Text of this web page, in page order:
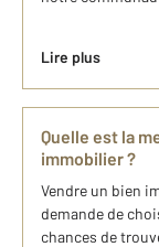
Lire plus
Quelle est la
immobilier ?
Vendre un bien
demande de
chances de